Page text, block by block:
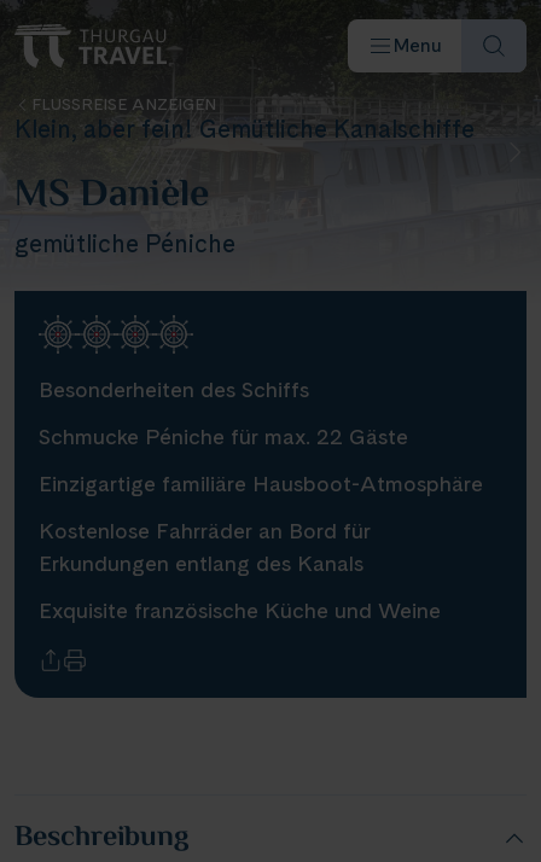
Menu
Reiseziele & Flüsse
Schiffe
Angebote
Infos
Kontakt
Newsletter
FLUSSREISE ANZEIGEN
Klein, aber fein! Gemütliche Kanalschiffe
MS Danièle
gemütliche Péniche
Besonderheiten des Schiffs
Schmucke Péniche für max. 22 Gäste
Einzigartige familiäre Hausboot-Atmosphäre
Kostenlose Fahrräder an Bord für
Erkundungen entlang des Kanals
Exquisite französische Küche und Weine
Beschreibung